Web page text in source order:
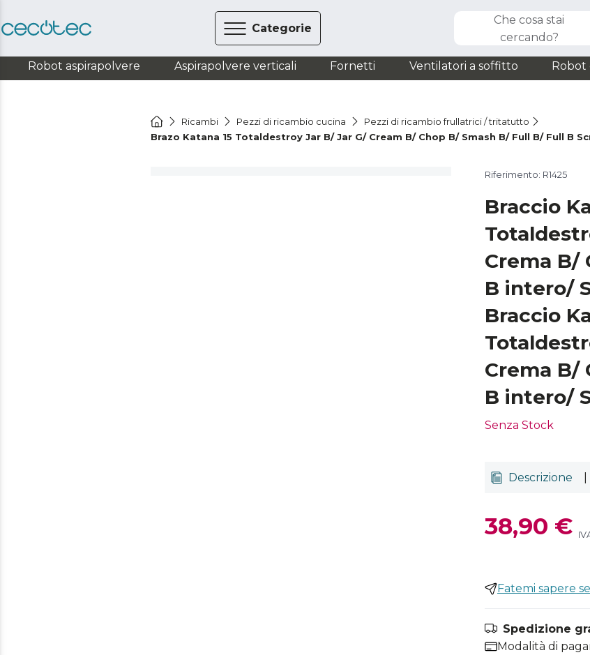
Categorie
Che cosa stai
cercando?
Robot aspirapolvere Aspirapolvere verticali Fornetti Ventilatori a soffitto Robot
Ricambi Pezzi di ricambio cucina
Pezzi di ricambio frullatrici / tritatutto
Brazo Katana 15 Totaldestroy Jar B/ Jar G/ Cream B/ Chop B/ Smash B/ Full B/ Full B
Riferimento: R1425
Braccio
Crema B/
B intero/
Braccio
Crema B/
B intero/
Senza Stock
Descrizione
38,90 €
Fatemi sapere
Spedizione
Modalità di